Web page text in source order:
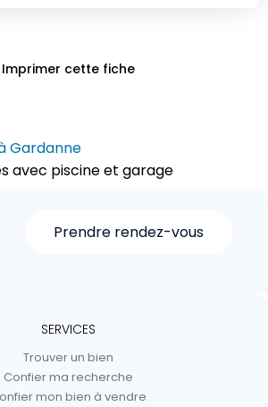
Imprimer cette fiche
Gardanne
avec piscine et garage
Prendre rendez-vous
SERVICES
Trouver un bien
Confier ma recherche
mon bien à vendre